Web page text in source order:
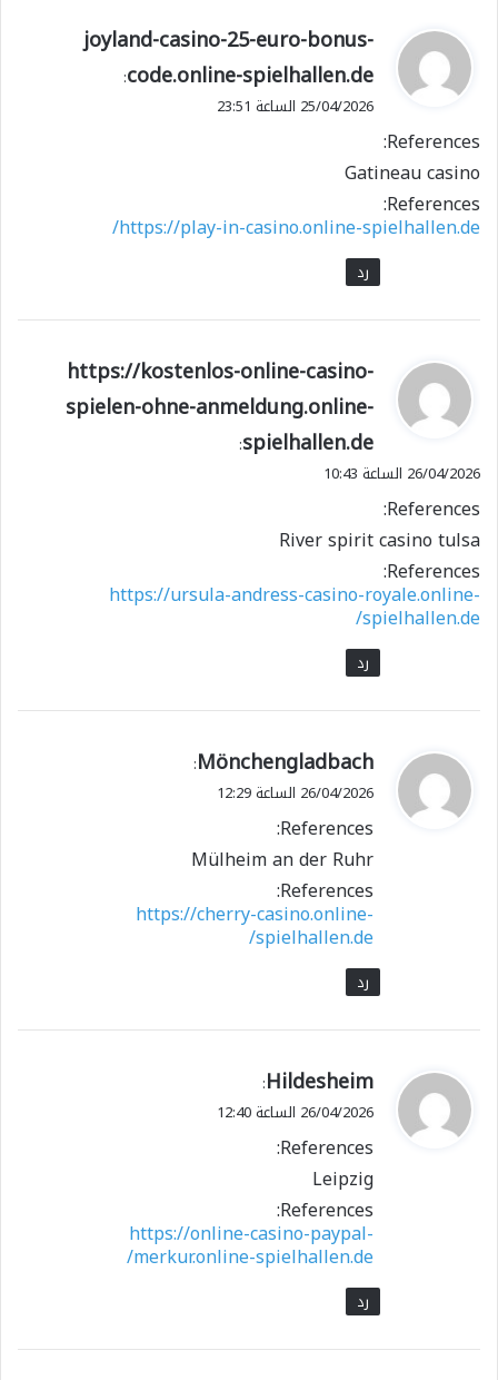
ي
و
ل
joyland-casino-25-euro-bonus-
code.online-spielhallen.de
:
25/04/2026 الساعة 23:51
References:
Gatineau casino
References:
https://play-in-casino.online-spielhallen.de/
رد
ي
و
ل
https://kostenlos-online-casino-
spielen-ohne-anmeldung.online-
spielhallen.de
:
26/04/2026 الساعة 10:43
References:
River spirit casino tulsa
References:
https://ursula-andress-casino-royale.online-
spielhallen.de/
رد
ي
ق
ل
Mönchengladbach
:
26/04/2026 الساعة 12:29
References:
Mülheim an der Ruhr
References:
https://cherry-casino.online-
spielhallen.de/
رد
ي
ق
ل
Hildesheim
:
26/04/2026 الساعة 12:40
References:
Leipzig
References:
https://online-casino-paypal-
merkur.online-spielhallen.de/
رد